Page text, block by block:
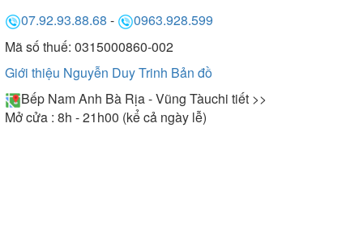
07.92.93.88.68 -
0963.928.599
Mã số thuế: 0315000860-002
Giới thiệu Nguyễn Duy Trinh Bản đồ
Bếp Nam Anh Bà Rịa - Vũng Tàuchi tiết >>
Mở cửa : 8h - 21h00 (kể cả ngày lễ)